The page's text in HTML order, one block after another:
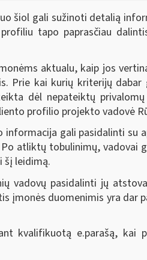
šiol gali sužinoti detalią
tapo paprasčiau
aktualu, kaip jos
Prie kai kurių kriterijų
dėl nepateiktų
profilio projekto vadovė
gali pasidalinti su
atliktų tobulinimų, vadovai
šį leidimą.
vadovų pasidalinti jų
duomenimis yra dar
kvalifikuotą e.parašą, kai